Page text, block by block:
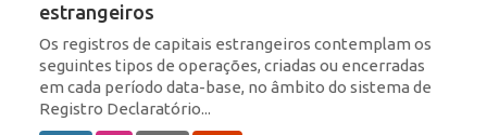
estrangeiros
Os registros de capitais estrangeiros contemplam os
seguintes tipos de operações, criadas ou encerradas
em cada período data-base, no âmbito do sistema de
Registro Declaratório...